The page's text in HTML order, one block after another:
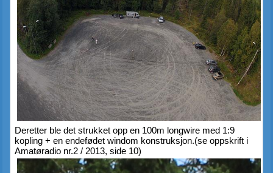
Deretter ble det strukket opp en 100m longwire med 1:9
kopling + en endefødet windom konstruksjon.(se oppskrift i
Amatøradio nr.2 / 2013, side 10)